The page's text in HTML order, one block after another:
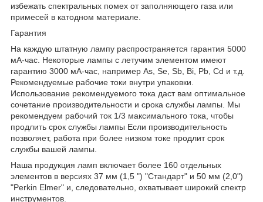
избежать спектральных помех от заполняющего газа или
примесей в катодном материале.
Гарантия
На каждую штатную лампу распространяется гарантия 5000
мА-час. Некоторые лампы с летучим элементом имеют
гарантию 3000 мА-час, например As, Se, Sb, Bi, Pb, Cd и т.д.
Рекомендуемые рабочие токи внутри упаковки.
Использование рекомендуемого тока даст вам оптимальное
сочетание производительности и срока службы лампы. Мы
рекомендуем рабочий ток 1/3 максимального тока, чтобы
продлить срок службы лампы Если производительность
позволяет, работа при более низком токе продлит срок
службы вашей лампы.
Наша продукция ламп включает более 160 отдельных
элементов в версиях 37 мм (1,5 ") "Стандарт" и 50 мм (2,0")
"Perkin Elmer" и, следовательно, охватывает широкий спектр
инструментов.